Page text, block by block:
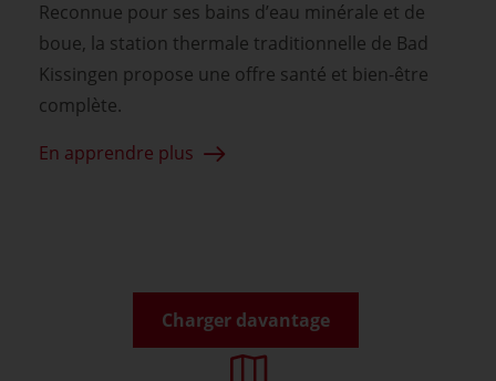
Reconnue pour ses bains d’eau minérale et de
boue, la station thermale traditionnelle de Bad
Kissingen propose une offre santé et bien-être
complète.
En apprendre plus
Charger davantage